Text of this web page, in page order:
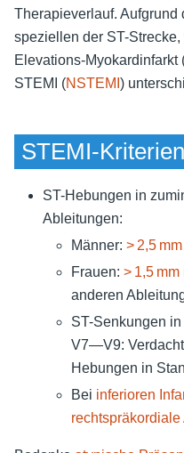
Therapieverlauf. Aufgrund
speziellen der ST-
Elevations-Myokardinfarkt
STEMI (NSTEMI )
STEMI-Kriterien
ST-Hebungen in
Ableitungen:
Männer: > 2,5 mm
Frauen: > 1,5 mm
anderen
ST-Senkungen
V7—V9:
Hebungen in
Bei inferioren
rechtspräkordiale